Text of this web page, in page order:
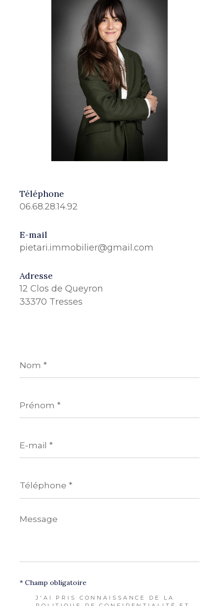
Téléphone
06.68.28.14.92
E-mail
pietari.immobilier@gmail.com
Adresse
12 Clos de Queyron
33370 Tresses
*
*
mail
*
*
Message
*
J'AI PRIS CONNAISSANCE DE LA
* Champ obligatoire